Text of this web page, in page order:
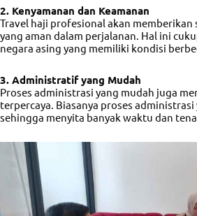
2. Kenyamanan dan Keamanan
Travel haji profesional akan memberikan
yang aman dalam perjalanan. Hal ini
negara asing yang memiliki kondisi
3. Administratif yang Mudah
Proses administrasi yang mudah juga
terpercaya. Biasanya proses
sehingga menyita banyak waktu dan